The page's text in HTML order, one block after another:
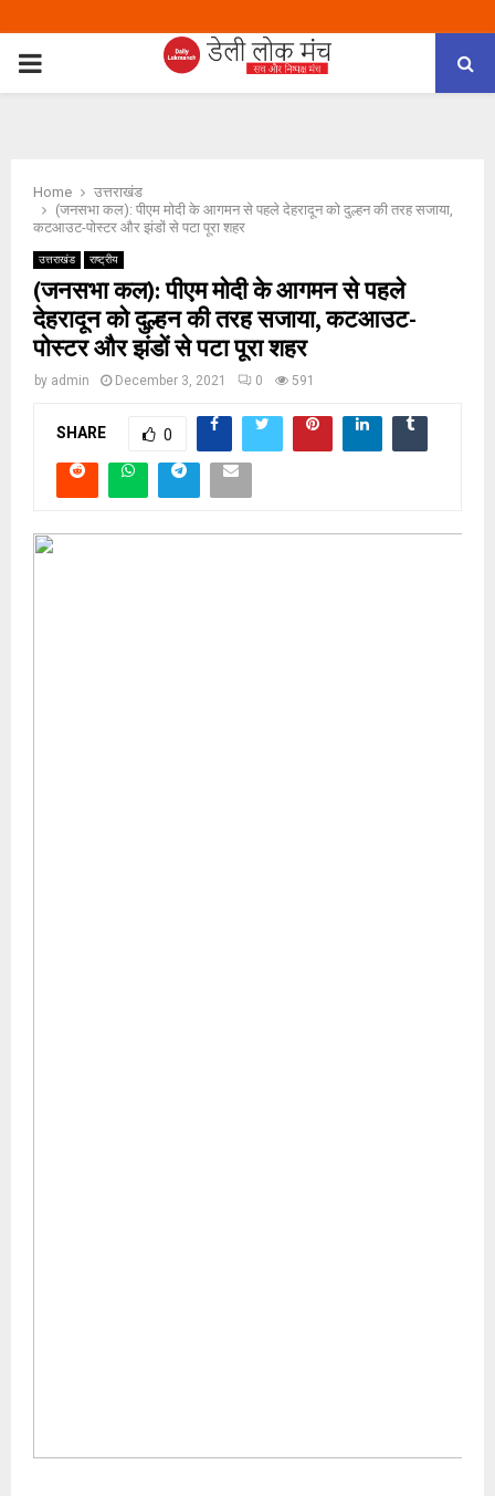
PRIMARY
Home
उत्तराखंड
(जनसभा कल): पीएम मोदी के आगमन से पहले देहरादून को दुल्हन की तरह सजाया,
कटआउट-पोस्टर और झंडों से पटा पूरा शहर
उत्तराखंड राष्ट्रीय
(जनसभा कल): पीएम मोदी के आगमन से पहले
देहरादून को दुल्हन की तरह सजाया, कटआउट-
पोस्टर और झंडों से पटा पूरा शहर
by admin December 3, 2021 0 591
SHARE 0